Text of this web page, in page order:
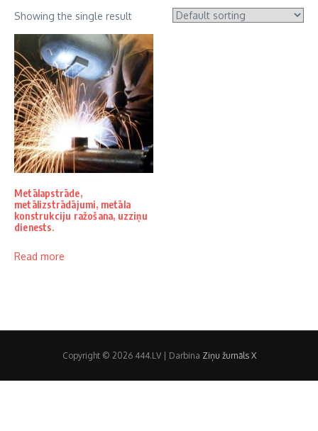
Showing the single result
Metālapstrāde,
metālizstrādājumi, metāla
konstrukciju ražošana, uzziņu
dienests.
Read more
Copyright © 2026 444.LV | Darbina Ziņu žurnāls X